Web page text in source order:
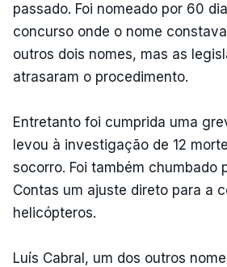
passado. Foi nomeado por 60
concurso onde o nome
outros dois nomes, mas as
atrasaram o procedimento.
Entretanto foi cumprida uma
levou à investigação de 12
socorro. Foi também chumbado
Contas um ajuste direto para a
helicópteros.
Luís Cabral, um dos outros